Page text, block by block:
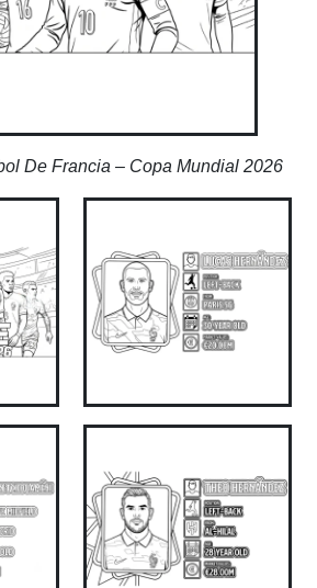
De Francia – Copa Mundial 2026